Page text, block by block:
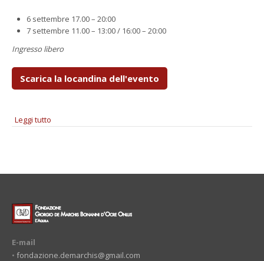
6 settembre 17.00 – 20:00
7 settembre 11.00 – 13:00 / 16:00 – 20:00
Ingresso libero
Scarica la locandina dell'evento
Leggi tutto
E-mail
• fondazione.demarchis@gmail.com